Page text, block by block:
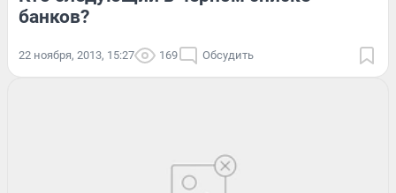
банков?
22 ноября, 2013, 15:27 169 Обсудить